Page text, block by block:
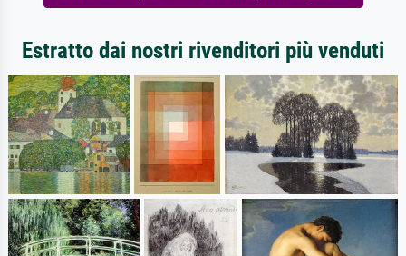
Estratto dai nostri rivenditori più venduti